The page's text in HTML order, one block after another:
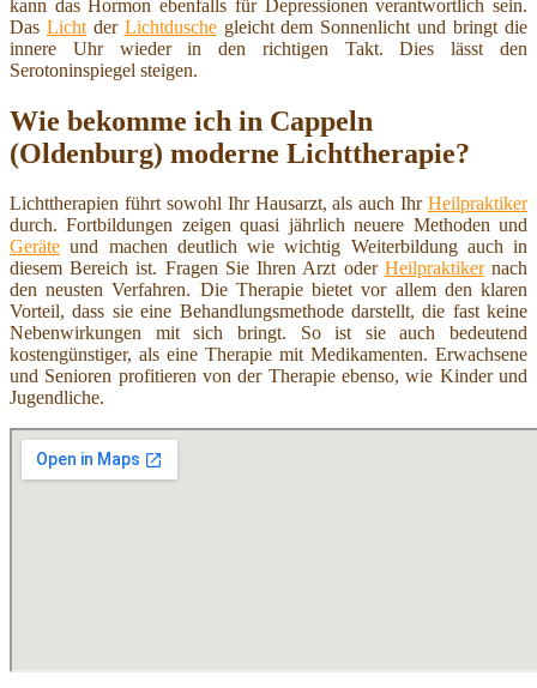
kann das Hormon ebenfalls für Depressionen verantwortlich sein.
Das Lichtder Lichtduschegleicht dem Sonnenlicht und bringt die
innere Uhr wieder in den richtigen Takt. Dies lässt den
Serotoninspiegel steigen.
Wie bekomme ich in Cappeln
(Oldenburg) moderne Lichttherapie?
Lichttherapien führt sowohl Ihr Hausarzt, als auch Ihr Heilpraktiker
durch. Fortbildungen zeigen quasi jährlich neuere Methoden und
Geräte und machen deutlich wie wichtig Weiterbildung auch in
diesem Bereich ist. Fragen Sie Ihren Arzt oder Heilpraktikernach
den neusten Verfahren. Die Therapie bietet vor allem den klaren
Vorteil, dass sie eine Behandlungsmethode darstellt, die fast keine
Nebenwirkungen mit sich bringt. So ist sie auch bedeutend
kostengünstiger, als eine Therapie mit Medikamenten. Erwachsene
und Senioren profitieren von der Therapie ebenso, wie Kinder und
Jugendliche.